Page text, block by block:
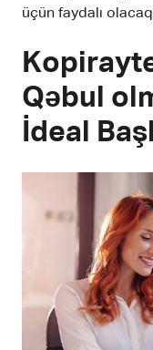
üçün faydalı
Qəbul
İdeal